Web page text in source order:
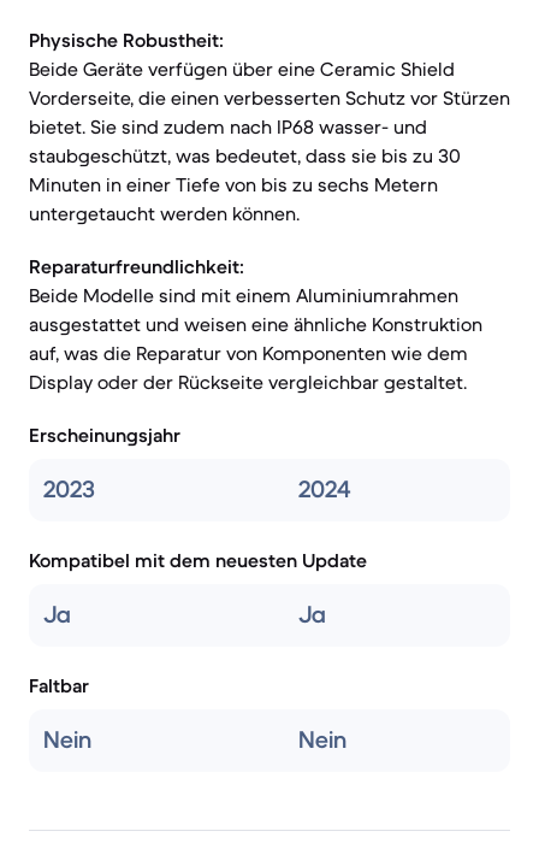
Physische Robustheit:
Beide Geräte verfügen über eine Ceramic Shield
Vorderseite, die einen verbesserten Schutz vor Stürzen
bietet. Sie sind zudem nach IP68 wasser- und
staubgeschützt, was bedeutet, dass sie bis zu 30
Minuten in einer Tiefe von bis zu sechs Metern
untergetaucht werden können.
Reparaturfreundlichkeit:
Beide Modelle sind mit einem Aluminiumrahmen
ausgestattet und weisen eine ähnliche Konstruktion
auf, was die Reparatur von Komponenten wie dem
Display oder der Rückseite vergleichbar gestaltet.
Erscheinungsjahr
2023 2024
Kompatibel mit dem neuesten Update
Ja Ja
Faltbar
Nein Nein